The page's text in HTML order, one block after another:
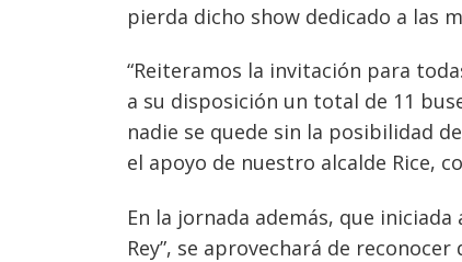
pierda dicho show dedicado a las
“Reiteramos la invitación para
a su disposición un total de 11
nadie se quede sin la posibilidad
el apoyo de nuestro alcalde Rice,
En la jornada además, que
Rey”, se aprovechará de